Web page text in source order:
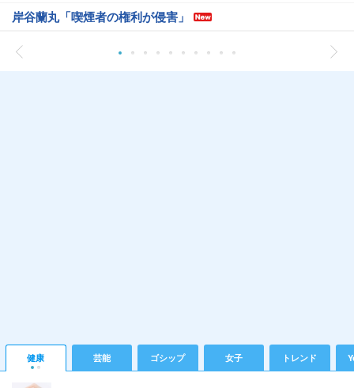
岸谷蘭丸「喫煙者の権利が侵害」
健康 芸能 ゴシップ 女子 トレンド